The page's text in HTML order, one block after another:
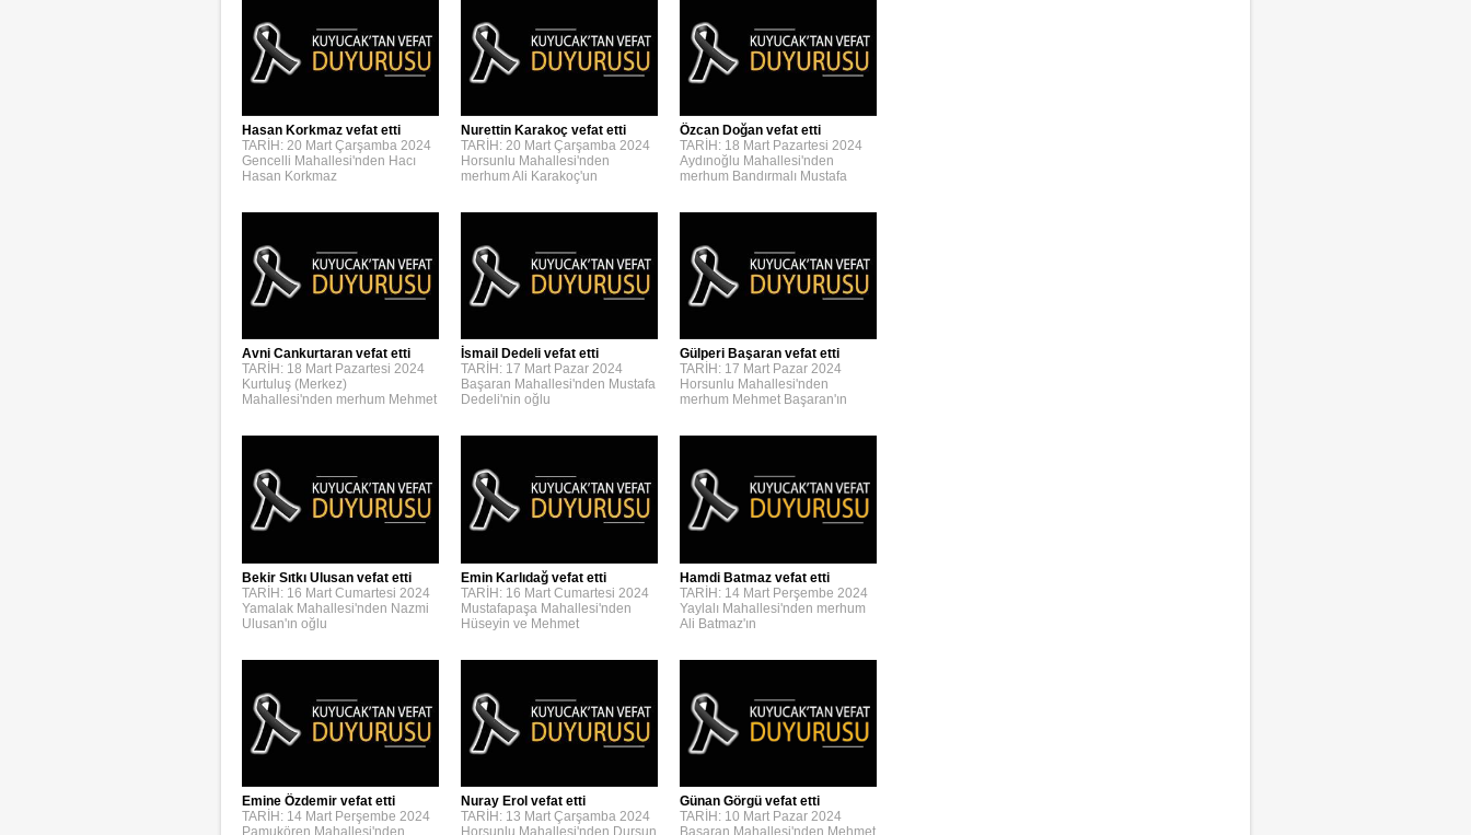
Hasan Korkmaz vefat etti
TARİH: 20 Mart Çarşamba 2024
Gencelli Mahallesi'nden Hacı
Hasan Korkmaz
Nurettin Karakoç vefat etti
TARİH: 20 Mart Çarşamba 2024
Horsunlu Mahallesi'nden
merhum Ali Karakoç'un
Özcan Doğan vefat etti
TARİH: 18 Mart Pazartesi 2024
Aydınoğlu Mahallesi'nden
merhum Bandırmalı Mustafa
Avni Cankurtaran vefat etti
TARİH: 18 Mart Pazartesi 2024
Kurtuluş (Merkez)
Mahallesi'nden merhum Mehmet
İsmail Dedeli vefat etti
TARİH: 17 Mart Pazar 2024
Başaran Mahallesi'nden Mustafa
Dedeli'nin oğlu
Gülperi Başaran vefat etti
TARİH: 17 Mart Pazar 2024
Horsunlu Mahallesi'nden
merhum Mehmet Başaran'ın
Bekir Sıtkı Ulusan vefat etti
TARİH: 16 Mart Cumartesi 2024
Yamalak Mahallesi'nden Nazmi
Ulusan'ın oğlu
Emin Karlıdağ vefat etti
TARİH: 16 Mart Cumartesi 2024
Mustafapaşa Mahallesi'nden
Hüseyin ve Mehmet
Hamdi Batmaz vefat etti
TARİH: 14 Mart Perşembe 2024
Yaylalı Mahallesi'nden merhum
Ali Batmaz'ın
Emine Özdemir vefat etti
TARİH: 14 Mart Perşembe 2024
Pamukören Mahallesi'nden
Nuray Erol vefat etti
TARİH: 13 Mart Çarşamba 2024
Horsunlu Mahallesi'nden Dursun
Günan Görgü vefat etti
TARİH: 10 Mart Pazar 2024